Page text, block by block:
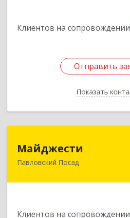
Клиентов на сопровождении
Отправить
Показать
Отправить
Назад
Майджести
Павловский Посад
Клиентов на сопровождении
142502, Московская обл,